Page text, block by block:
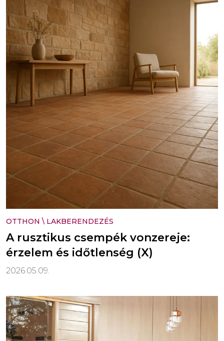
OTTHON \ LAKBERENDEZÉS
A rusztikus csempék vonzereje:
érzelem és időtlenség (X)
2026.05.09.